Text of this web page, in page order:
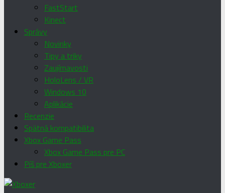
FastStart
Kinect
Správy
Novinky
Tipy a triky
Zaujímavosti
HoloLens / VR
Windows 10
Aplikácie
Recenzie
Spätná kompatibilita
Xbox Game Pass
Xbox Game Pass pre PC
Píš pre Xboxer